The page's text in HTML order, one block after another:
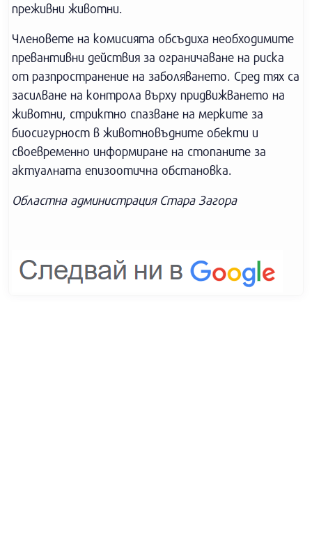
преживни животни.
Членовете на комисията обсъдиха необходимите
превантивни действия за ограничаване на риска
от разпространение на заболяването. Сред тях са
засилване на контрола върху придвижването на
животни, стриктно спазване на мерките за
биосигурност в животновъдните обекти и
своевременно информиране на стопаните за
актуалната епизоотична обстановка.
Областна администрация Стара Загора